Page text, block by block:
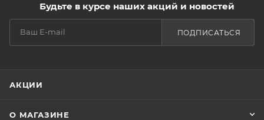
Будьте в курсе наших акций и новостей
ПОДПИСАТЬСЯ
АКЦИИ
О МАГАЗИНЕ